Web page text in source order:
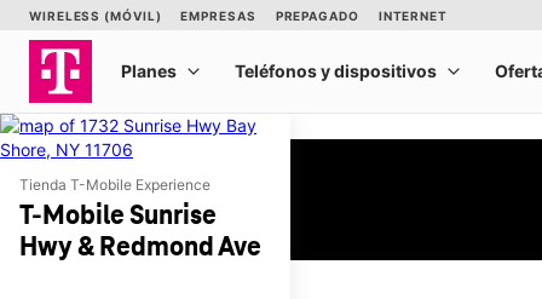
Tienda T-Mobile Experience
T-Mobile Sunrise
Hwy & Redmond Ave